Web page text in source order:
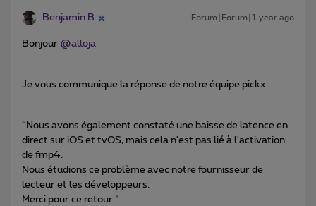
Benjamin B Forum|Forum|1 year ago
Bonjour ​ @alloja
Je vous communique la réponse de notre équipe pickx :
“Nous avons également constaté une baisse de latence en
direct sur iOS et tvOS, mais cela n'est pas lié à l'activation
de fmp4.
Nous étudions ce problème avec notre fournisseur de
lecteur et les développeurs.
Merci pour ce retour.”